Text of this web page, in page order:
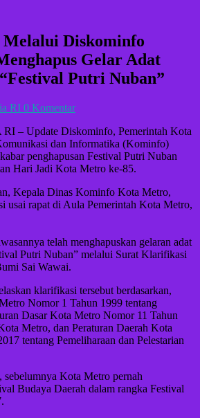
Diskominfo
Gelar Adat
Putri Nuban”
RI 0 Komentar
– Update Diskominfo, Pemerintah Kota
dan Informatika (Kominfo)
penghapusan Festival Putri Nuban
Hari Jadi Kota Metro ke-85.
Kepala Dinas Kominfo Kota Metro,
usai rapat di Aula Pemerintah Kota Metro,
telah menghapuskan gelaran adat
Putri Nuban” melalui Surat Klarifikasi
Sai Wawai.
klarifikasi tersebut berdasarkan,
Nomor 1 Tahun 1999 tentang
Dasar Kota Metro Nomor 11 Tahun
Metro, dan Peraturan Daerah Kota
tentang Pemeliharaan dan Pelestarian
sebelumnya Kota Metro pernah
Budaya Daerah dalam rangka Festival